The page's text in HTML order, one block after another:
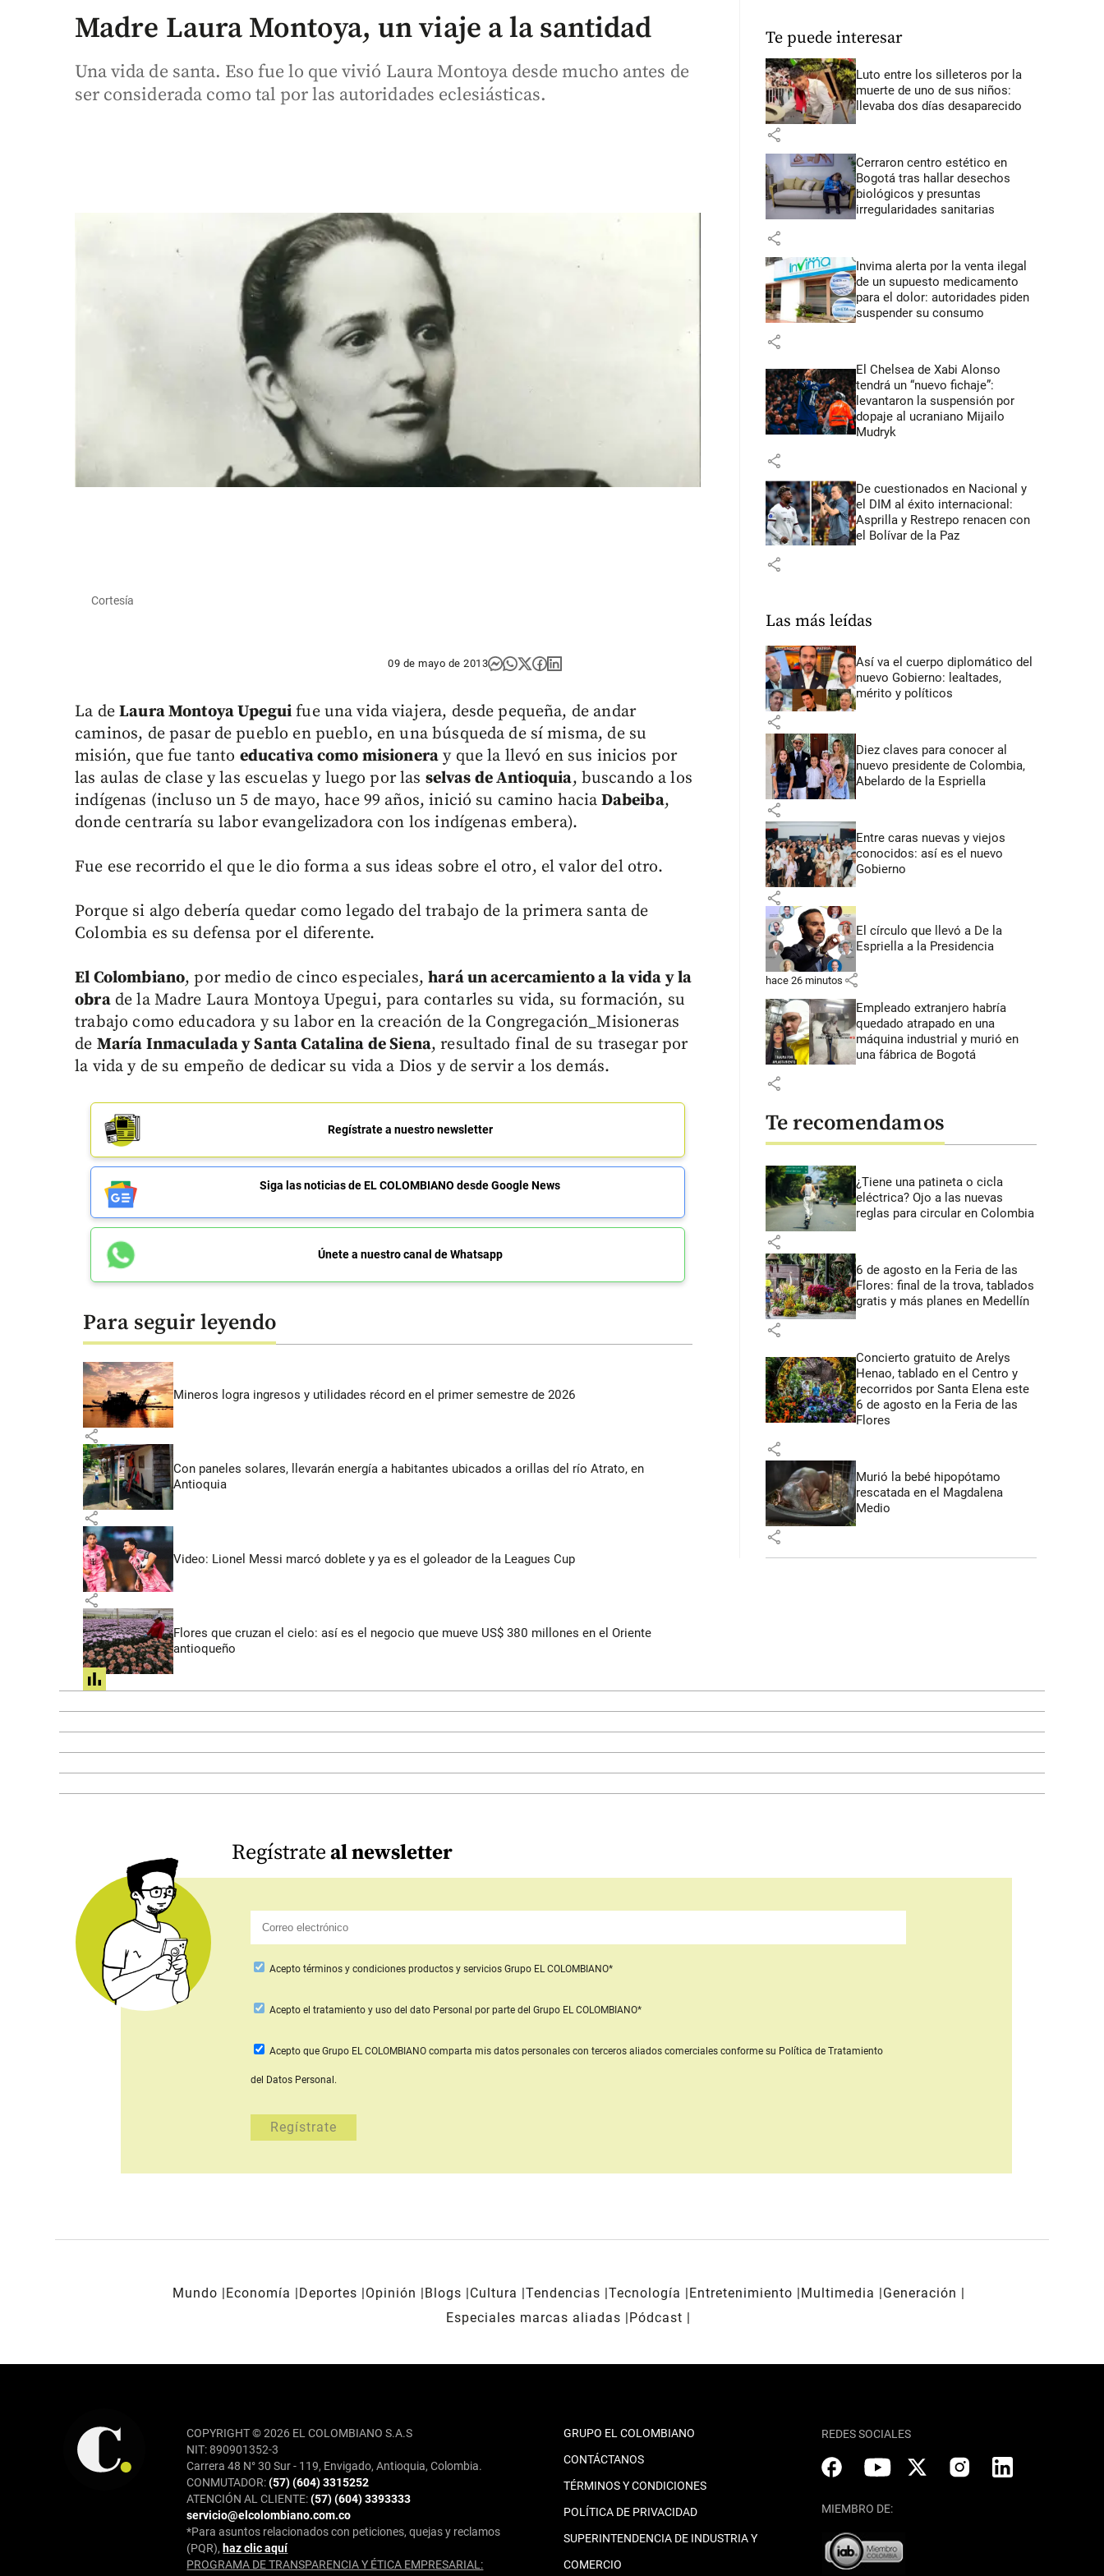
Madre Laura Montoya, un viaje a la santidad
Una vida de santa. Eso fue lo que vivió Laura Montoya desde mucho antes de
ser considerada como tal por las autoridades eclesiásticas.
Cortesía
09 de mayo de 2013
La deLaura Montoya Upegui fue una vida viajera, desde pequeña, de andar
caminos, de pasar de pueblo en pueblo, en una búsqueda de sí misma, de su
misión, que fue tanto educativa como misionera y que la llevó en sus inicios por
las aulas de clase y las escuelas y luego por las selvas de Antioquia, buscando a los
indígenas (incluso un 5 de mayo, hace 99 años, inició su camino hacia Dabeiba,
donde centraría su labor evangelizadora con los indígenas embera).
Fue ese recorrido el que le dio forma a sus ideas sobre el otro, el valor del otro.
Porque si algo debería quedar como legado del trabajo de la primera santa de
Colombia es su defensa por el diferente.
El Colombiano, por medio de cinco especiales,hará un acercamiento a la vida y la
obrade la Madre Laura Montoya Upegui, para contarles su vida, su formación, su
trabajo como educadora y su labor en la creación de la Congregación_Misioneras
de María Inmaculada y Santa Catalina de Siena, resultado final de su trasegar por
la vida y de su empeño de dedicar su vida a Dios y de servir a los demás.
Regístrate a nuestro newsletter
Siga las noticias de EL COLOMBIANO desde Google News
Únete a nuestro canal de Whatsapp
Para seguir leyendo
Mineros logra ingresos y utilidades récord en el primer semestre de 2026
share
Con paneles solares, llevarán energía a habitantes ubicados a orillas del río Atrato, en
Antioquia
share
Video: Lionel Messi marcó doblete y ya es el goleador de la Leagues Cup
share
Flores que cruzan el cielo: así es el negocio que mueve US$ 380 millones en el Oriente
antioqueño
share
Te puede interesar
Luto entre los silleteros por la
muerte de uno de sus niños:
llevaba dos días desaparecido
share
Cerraron centro estético en
Bogotá tras hallar desechos
biológicos y presuntas
irregularidades sanitarias
share
Invima alerta por la venta ilegal
de un supuesto medicamento
para el dolor: autoridades piden
suspender su consumo
share
El Chelsea de Xabi Alonso
tendrá un “nuevo fichaje”:
levantaron la suspensión por
dopaje al ucraniano Mijailo
Mudryk
share
De cuestionados en Nacional y
el DIM al éxito internacional:
Asprilla y Restrepo renacen con
el Bolívar de la Paz
share
Las más leídas
Así va el cuerpo diplomático del
nuevo Gobierno: lealtades,
mérito y políticos
share
Diez claves para conocer al
nuevo presidente de Colombia,
Abelardo de la Espriella
share
Entre caras nuevas y viejos
conocidos: así es el nuevo
Gobierno
share
El círculo que llevó a De la
Espriella a la Presidencia
hace 26 minutos share
Empleado extranjero habría
quedado atrapado en una
máquina industrial y murió en
una fábrica de Bogotá
share
Te recomendamos
¿Tiene una patineta o cicla
eléctrica? Ojo a las nuevas
reglas para circular en Colombia
share
6 de agosto en la Feria de las
Flores: final de la trova, tablados
gratis y más planes en Medellín
share
Concierto gratuito de Arelys
Henao, tablado en el Centro y
recorridos por Santa Elena este
6 de agosto en la Feria de las
Flores
share
Murió la bebé hipopótamo
rescatada en el Magdalena
Medio
share
Regístrateal newsletter
Acepto términos y condiciones productos y servicios Grupo EL COLOMBIANO*
Aceptoel tratamiento y uso del dato Personal por parte del Grupo EL COLOMBIANO*
Acepto que Grupo EL COLOMBIANO comparta mis datos personales con terceros aliados comercialesconforme su Política de Tratamiento
del Datos Personal.
Mundo Economía Deportes Opinión Blogs Cultura Tendencias Tecnología Entretenimiento Multimedia
Generación
Especiales marcas aliadas
Pódcast
COPYRIGHT © 2026 EL COLOMBIANO S.A.S
NIT: 890901352-3
Carrera 48 N° 30 Sur - 119, Envigado, Antioquia, Colombia.
CONMUTADOR:(57) (604) 3315252
ATENCIÓN AL CLIENTE:(57) (604) 3393333
servicio@elcolombiano.com.co
*Para asuntos relacionados con peticiones, quejas y reclamos
(PQR), haz clic aquí
PROGRAMA DE TRANSPARENCIA Y ÉTICA EMPRESARIAL:
GRUPO EL COLOMBIANO
CONTÁCTANOS
TÉRMINOS Y CONDICIONES
POLÍTICA DE PRIVACIDAD
SUPERINTENDENCIA DE INDUSTRIA Y
COMERCIO
REDES SOCIALES
MIEMBRO DE: